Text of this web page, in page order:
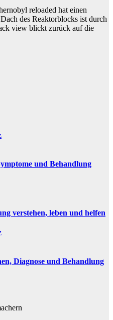
reloaded hat einen
des Reaktorblocks ist durch
view blickt zurück auf die
und Behandlung
verstehen, leben und helfen
Diagnose und Behandlung